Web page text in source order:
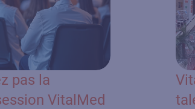
pas la
VitalMed